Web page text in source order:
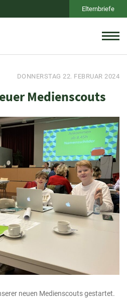
Elternbriefe
DONNERSTAG 22. FEBRUAR 2024
Medienscouts
neuen Medienscouts gestartet.